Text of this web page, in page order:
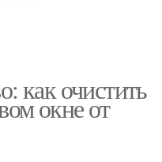
как очистить
окне от